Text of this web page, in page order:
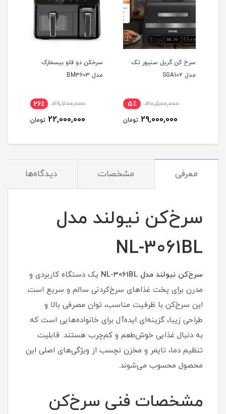
سرخ کن گریل سنیور تک
مدل SGA102
30,500,000 5٪
29,000,000 تومان
سرخکن دو قلو بیسمارک
مدل BM3603
29,700,000 26٪
22,000,000 تومان
معرفی مشخصات دیدگاه‌ها
سرخ‌کن نیولند مدل
NL-3061BL
سرخ‌کن نیولند مدل NL-3061BL
یک دستگاه کاربردی و
مدرن برای پخت غذاهای سرخ‌کردنی سالم و سریع است.
این سرخ‌کن با ظرفیت مناسب، توان مصرفی بالا و
طراحی زیبا، گزینه‌ای ایده‌آل برای خانواده‌هایی است که
به دنبال غذایی خوش‌طعم و کم‌چرب هستند. قابلیت
تنظیم دما، تایمر و مخزن نچسب از ویژگی‌های اصلی این
محصول محسوب می‌شوند.
مشخصات فنی سرخ‌کن